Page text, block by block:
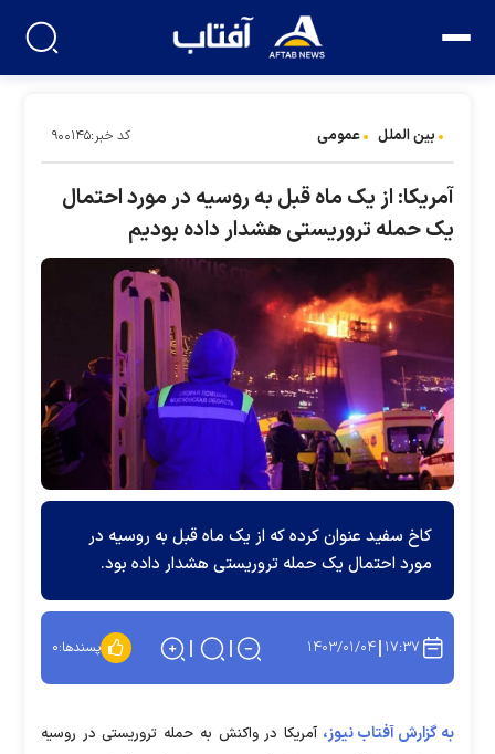
بین الملل عمومی کد خبر:۹۰۰۱۴۵
آمریکا: از یک ماه قبل به روسیه در مورد احتمال
یک حمله تروریستی هشدار داده بودیم
کاخ سفید عنوان کرده که از یک ماه قبل به روسیه در
مورد احتمال یک حمله تروریستی هشدار داده بود.
۱۷:۳۷ ۱۴۰۳/۰۱/۰۴ پسندها:۰
به گزارش آفتاب نیوز، آمریکا در واکنش به حمله تروریستی در روسیه